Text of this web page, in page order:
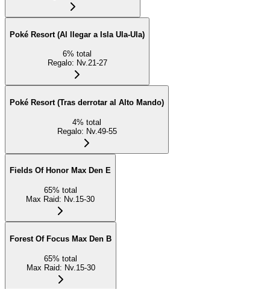
Poké Resort (Al llegar a Isla Ula-Ula)
6% total
Regalo: Nv.21-27
Poké Resort (Tras derrotar al Alto Mando)
4% total
Regalo: Nv.49-55
Fields Of Honor Max Den E
65% total
Max Raid: Nv.15-30
Forest Of Focus Max Den B
65% total
Max Raid: Nv.15-30